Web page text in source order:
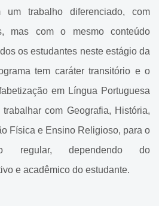
de
um trabalho diferenciado, com
mas com o mesmo conteúdo
os estudantes neste estágio da
tem caráter transitório e o
em Língua Portuguesa
com Geografia, História,
Física e Ensino Religioso, para o
regular, dependendo do
e acadêmico do estudante.